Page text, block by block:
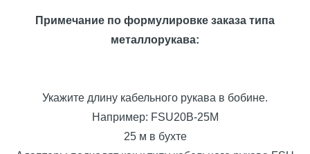
Примечание по формулировке заказа типа
металлорукава:
Укажите длину кабельного рукава в бобине.
Например: FSU20B-25M
25 м в бухте